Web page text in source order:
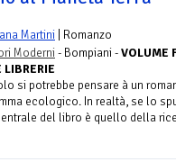
Martini | Romanzo
Moderni - Bompiani -VOLUME
LIBRERIE
si potrebbe pensare à un
ecologico. In realtà, se lo
del libro è quello della